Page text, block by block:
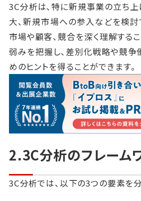
3C分析は、特に新規事業の立ち
大、新規市場への参入などを検討
市場や顧客、競合を深く理解する
弱みを把握し、差別化戦略や競争
めのヒントを得ることができます。
2.3C分析のフレーム
3C分析では、以下の3つの要素を分